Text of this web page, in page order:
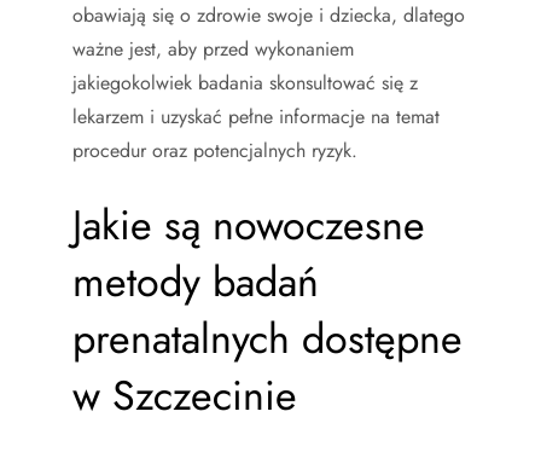
obawiają się o zdrowie swoje i dziecka, dlatego
ważne jest, aby przed wykonaniem
jakiegokolwiek badania skonsultować się z
lekarzem i uzyskać pełne informacje na temat
procedur oraz potencjalnych ryzyk.
Jakie są nowoczesne
metody badań
prenatalnych dostępne
w Szczecinie